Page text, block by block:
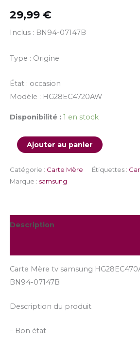
29,99 €
Inclus : BN94-07147B
Type : Origine
État : occasion
Modèle : HG28EC4720AW
Disponibilité : 1 en stock
Ajouter au panier
Catégorie : Carte Mère Étiquettes :
Marque : samsung
Description
Carte Mère tv samsung
BN94-07147B
Description du produit
– Bon état